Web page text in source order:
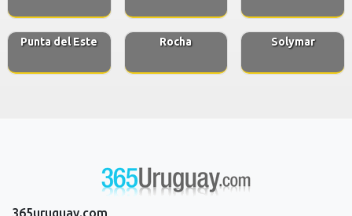
Punta del Este Rocha Solymar
365uruguay.com